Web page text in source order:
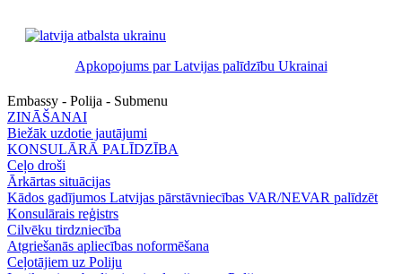
Apkopojums par Latvijas palīdzību Ukrainai
Embassy - Polija - Submenu
ZINĀŠANAI
Biežāk uzdotie jautājumi
KONSULĀRĀ PALĪDZĪBA
Ceļo droši
Ārkārtas situācijas
Kādos gadījumos Latvijas pārstāvniecības VAR/NEVAR palīdzēt
Konsulārais reģistrs
Cilvēku tirdzniecība
Atgriešanās apliecības noformēšana
Ceļotājiem uz Poliju